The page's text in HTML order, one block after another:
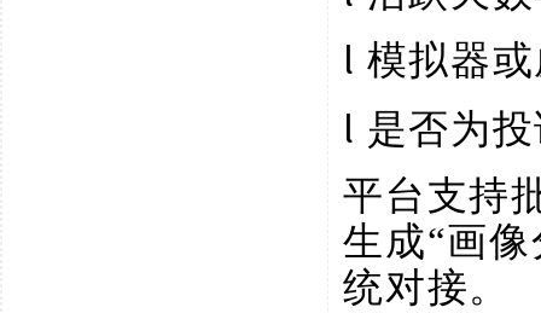
l 模拟器
l 是否为
平台支持
生成“画
统对接。